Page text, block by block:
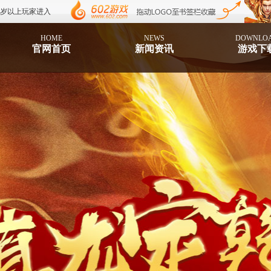
以上玩家进入
HOME
官网首页
NEWS
新闻资讯 游戏下